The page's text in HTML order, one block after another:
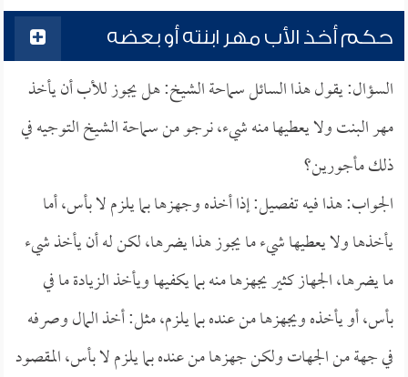
حكم أخذ الأب مهر ابنته أو بعضه
السؤال: يقول هذا السائل سماحة الشيخ: هل يجوز للأب أن يأخذ
مهر البنت ولا يعطيها منه شيء، نرجو من سماحة الشيخ التوجيه في
ذلك مأجورين؟
الجواب: هذا فيه تفصيل: إذا أخذه وجهزها بما يلزم لا بأس، أما
يأخذها ولا يعطيها شيء ما يجوز هذا يضرها، لكن له أن يأخذ شيء
ما يضرها، الجهاز كثير يجهزها منه بما يكفيها ويأخذ الزيادة ما في
بأس، أو يأخذه ويجهزها من عنده بما يلزم، مثل: أخذ المال وصرفه
في جهة من الجهات ولكن جهزها من عنده بما يلزم لا بأس، المقصود